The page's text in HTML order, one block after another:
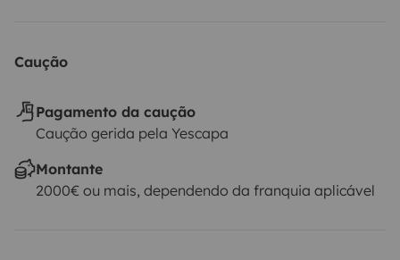
Caução
Pagamento da caução
Caução gerida pela Yescapa
Montante
2000€ ou mais, dependendo da franquia aplicável